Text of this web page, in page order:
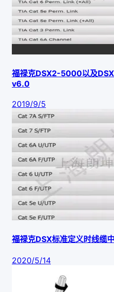
福禄克DSX2-5000以及
v6.0
2019/9/5
福禄克DSX标准定义时线缆
2020/5/14